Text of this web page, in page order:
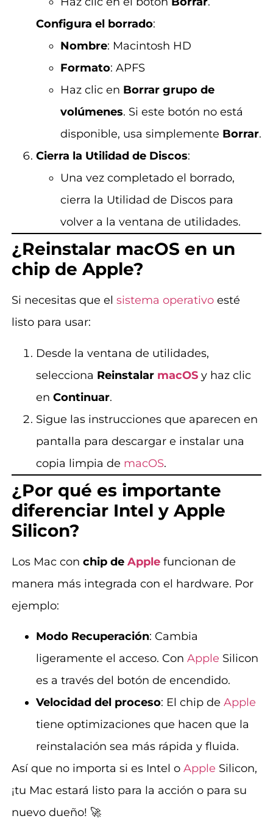
Configura el borrado:
Nombre: Macintosh HD
Formato: APFS
Haz clic en Borrar grupo de
volúmenes. Si este botón no está
disponible, usa simplemente Borrar.
Cierra la Utilidad de Discos:
Una vez completado el borrado,
cierra la Utilidad de Discos para
volver a la ventana de utilidades.
¿Reinstalar macOS en un
chip de Apple?
Si necesitas que el sistema operativoesté
listo para usar:
Desde la ventana de utilidades,
selecciona Reinstalar macOSy haz clic
en Continuar.
Sigue las instrucciones que aparecen en
pantalla para descargar e instalar una
copia limpia de macOS.
¿Por qué es importante
diferenciar Intel y Apple
Silicon?
Los Mac con chip de Applefuncionan de
manera más integrada con el hardware. Por
ejemplo:
Modo Recuperación: Cambia
ligeramente el acceso. Con Apple Silicon
es a través del botón de encendido.
Velocidad del proceso: El chip de Apple
tiene optimizaciones que hacen que la
reinstalación sea más rápida y fluida.
Así que no importa si es Intel o Apple Silicon,
¡tu Mac estará listo para la acción o para su
nuevo dueño! 🚀